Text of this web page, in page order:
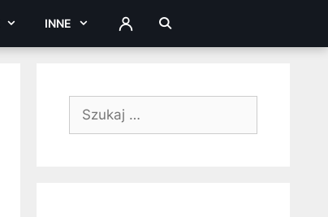
INNE ZALOGUJ
Szukaj: